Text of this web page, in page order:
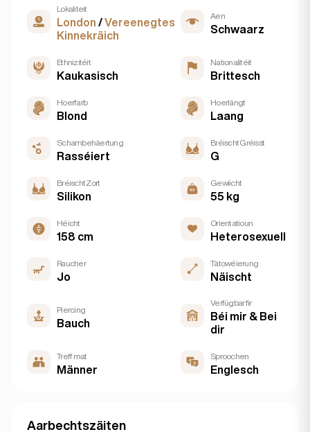
Lokaliteit
London /Vereenegtes
Kinnekräich
Aen
Schwaarz
Ethnizitéit
Kaukasisch
Nationalitéit
Brittesch
Hoerfarb
Blond
Hoerlängt
Laang
Schambehäertung
Rasséiert
Bréischt Gréisst
G
Bréischt Zort
Silikon
Gewiicht
55 kg
Héicht
158 cm
Orientatioun
Heterosexuell
Raucher
Jo
Tätowéierung
Näischt
Piercing
Bauch
Verfügbar fir
Béi mir & Bei
dir
Treff mat
Männer
Sproochen
Englesch
Aarbechtszäiten